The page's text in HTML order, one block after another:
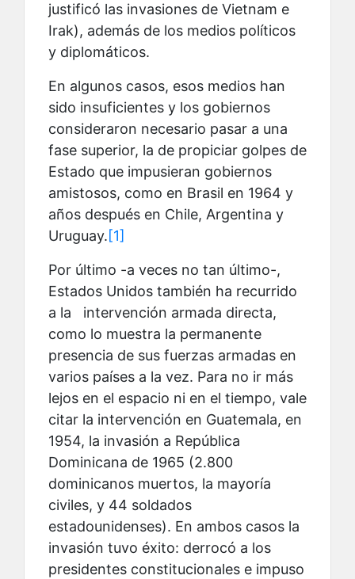
justificó las invasiones de Vietnam e
Irak), además de los medios políticos
y diplomáticos.
En algunos casos, esos medios han
sido insuficientes y los gobiernos
consideraron necesario pasar a una
fase superior, la de propiciar golpes de
Estado que impusieran gobiernos
amistosos, como en Brasil en 1964 y
años después en Chile, Argentina y
Uruguay.[1]
Por último -a veces no tan último-,
Estados Unidos también ha recurrido
a la intervención armada directa,
como lo muestra la permanente
presencia de sus fuerzas armadas en
varios países a la vez. Para no ir más
lejos en el espacio ni en el tiempo, vale
citar la intervención en Guatemala, en
1954, la invasión a República
Dominicana de 1965 (2.800
dominicanos muertos, la mayoría
civiles, y 44 soldados
estadounidenses). En ambos casos la
invasión tuvo éxito: derrocó a los
presidentes constitucionales e impuso